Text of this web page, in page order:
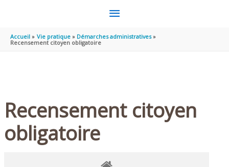
MENU
PRINCIPAL
Accueil Vie pratique
Démarches administratives
Recensement citoyen obligatoire
Recensement citoyen
obligatoire